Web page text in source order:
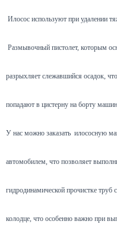
Илосос используют при удалении
Размывочный пистолет, которым
разрыхляет слежавшийся осадок,
попадают в цистерну на борту
У нас можно заказать илососную
автомобилем, что позволяет
гидродинамической прочистке
колодце, что особенно важно при